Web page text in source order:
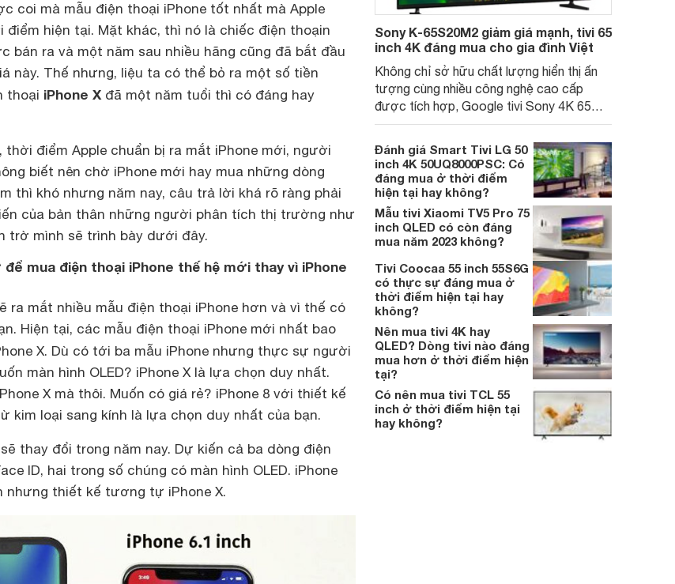
coi mà mẫu điện thoại iPhone tốt nhất mà Apple
hiện tại. Mặt khác, thì nó là chiếc điện thoạin
bán ra và một năm sau nhiều hãng cũng đã bắt đầu
này. Thế nhưng, liệu ta có thể bỏ ra một số tiền
thoại iPhone Xđã một năm tuổi thì có đáng hay
thời điểm Apple chuẩn bị ra mắt iPhone mới, người
biết nên chờ iPhone mới hay mua những dòng
thì khó nhưng năm nay, câu trả lời khá rõ ràng phải
của bản thân những người phân tích thị trường như
trờ mình sẽ trình bày dưới đây.
mua điện thoại iPhone thế hệ mới thay vì iPhone
ra mắt nhiều mẫu điện thoại iPhone hơn và vì thế có
Hiện tại, các mẫu điện thoại iPhone mới nhất bao
X. Dù có tới ba mẫu iPhone nhưng thực sự người
màn hình OLED? iPhone X là lựa chọn duy nhất.
X mà thôi. Muốn có giá rẻ? iPhone 8 với thiết kế
kim loại sang kính là lựa chọn duy nhất của bạn.
thay đổi trong năm nay. Dự kiến cả ba dòng điện
ID, hai trong số chúng có màn hình OLED. iPhone
nhưng thiết kế tương tự iPhone X.
Sony K-65S20M2 giảm giá mạnh, tivi 65
inch 4K đáng mua cho gia đình Việt
Không chỉ sở hữu chất lượng hiển thị ấn
tượng cùng nhiều công nghệ cao cấp
được tích hợp, Google tivi Sony 4K 65
inch K-65S20M2 hiện còn đang được
nhiều cửa hàng điện máy giảm giá sâu.
Đánh giá Smart Tivi LG 50
inch 4K 50UQ8000PSC: Có
đáng mua ở thời điểm
hiện tại hay không?
Mẫu tivi Xiaomi TV5 Pro 75
inch QLED có còn đáng
mua năm 2023 không?
Tivi Coocaa 55 inch 55S6G
có thực sự đáng mua ở
thời điểm hiện tại hay
không?
Nên mua tivi 4K hay
QLED? Dòng tivi nào đáng
mua hơn ở thời điểm hiện
tại?
Có nên mua tivi TCL 55
inch ở thời điểm hiện tại
hay không?